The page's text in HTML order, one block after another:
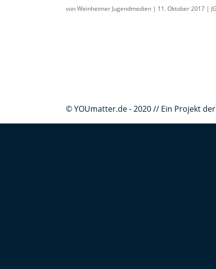
vonWeinheimer Jugendmedien | 11. Oktober 2017 |
© YOUmatter.de - 2020 // Ein Projekt